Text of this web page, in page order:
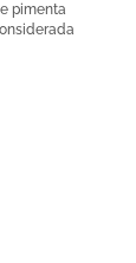
pimenta